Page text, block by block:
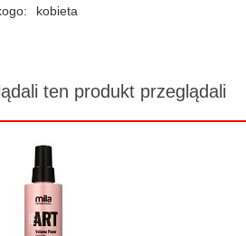
kobieta
ten produkt przeglądali